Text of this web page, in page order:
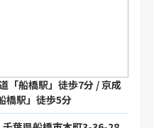
「船橋駅」徒歩7分 / 京成
橋駅」徒歩5分